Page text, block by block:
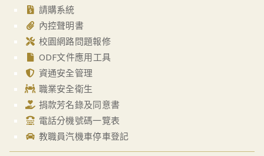
請購系統
內控聲明書
校園網路問題報修
ODF文件應用工具
資通安全管理
職業安全衛生
捐款芳名錄及同意書
電話分機號碼一覽表
教職員汽機車停車登記